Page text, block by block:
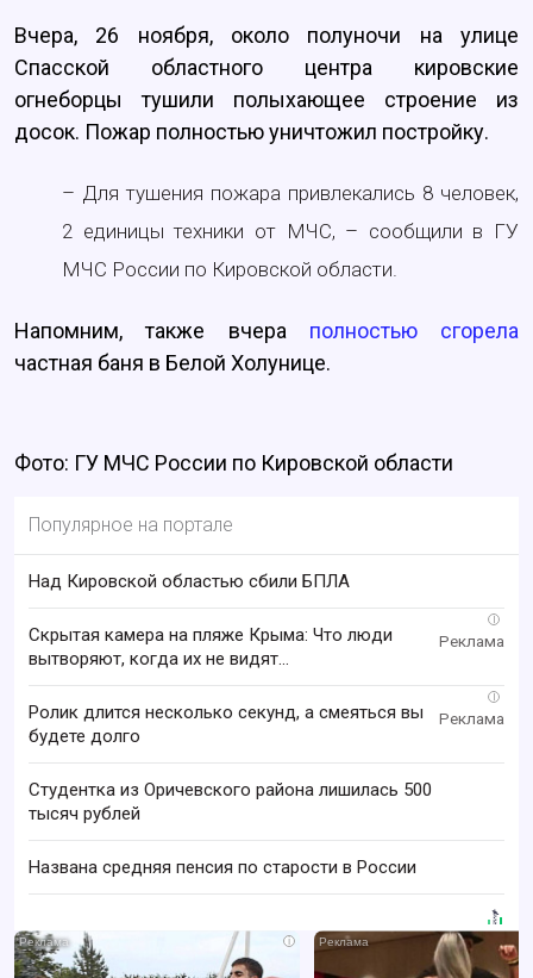
Вчера, 26 ноября, около полуночи на улице
Спасской областного центра кировские
огнеборцы тушили полыхающее строение из
досок. Пожар полностью уничтожил постройку.
– Для тушения пожара привлекались 8 человек,
2 единицы техники от МЧС, – сообщили в ГУ
МЧС России по Кировской области.
Напомним, также вчера полностью сгорела
частная баня в Белой Холунице.
Фото: ГУ МЧС России по Кировской области
Популярное на портале
Над Кировской областью сбили БПЛА
i
Скрытая камера на пляже Крыма: Что люди
вытворяют, когда их не видят...
i
Ролик длится несколько секунд, а смеяться вы
будете долго
Студентка из Оричевского района лишилась 500
тысяч рублей
Названа средняя пенсия по старости в России
i